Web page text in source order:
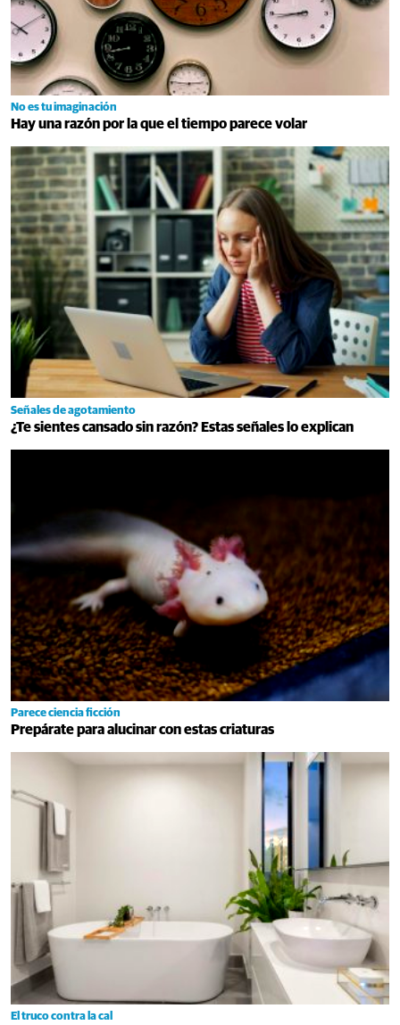
No es tu imaginación
Hay una razón por la que el tiempo parece volar
Señales de agotamiento
¿Te sientes cansado sin razón? Estas señales lo explican
Parece ciencia ficción
Prepárate para alucinar con estas criaturas
El truco contra la cal